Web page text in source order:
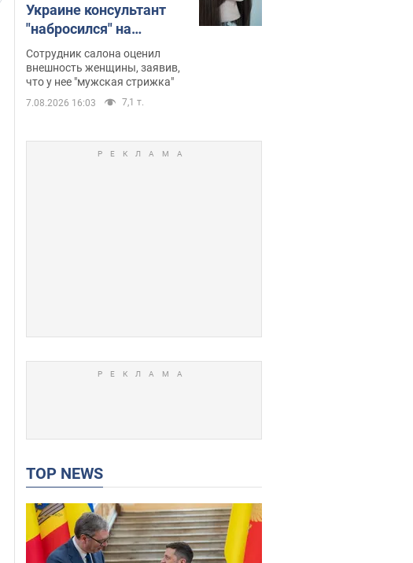
Украине консультант
"набросился" на
женщину после
химиотерапии,
разгорелся скандал.
Фото
Сотрудник салона оценил
внешность женщины, заявив,
что у нее "мужская стрижка"
7.08.2026 16:03 7,1 т.
TOP NEWS